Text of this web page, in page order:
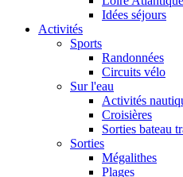
Idées séjours
Activités
Sports
Randonnées
Circuits vélo
Sur l'eau
Activités
Croisières
Sorties bateau
Sorties
Mégalithes
Plages